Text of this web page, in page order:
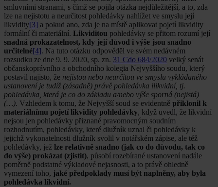
smluvními stranami, s čímž se pojila otázka nejdůležitější, a to, zda
lze na nejistotu a neurčitost pohledávky nahlížet ve smyslu její
likvidity[3] a pokud ano, zda je na místě aplikovat pojetí likvidity
formální či materiální. Likviditou pohledávky se přitom rozumí její
snadná prokazatelnost, kdy její důvod i výše jsou snadno
určitelné[4]. Na tuto otázku odpověděl ve svém nedávném
rozsudku ze dne 9. 9. 2020, sp. zn. 31 Cdo 684/2020 velký senát
občanskoprávního a obchodního kolegia Nejvyššího soudu, který
postavil najisto, že nejistou nebo neurčitou ve smyslu vykládaného
ustanovení je tudíž (zásadně) právě pohledávka ilikvidní, tj.
pohledávka, která je co do základu a/nebo výše sporná (nejistá)
(…). Vzhledem k tomu, že Nejvyšší soud se evidentně přiklonil k
materiálnímu pojetí likvidity pohledávky, když uvedl, že likvidní
nejsou jen pohledávky přiznané pravomocným soudním
rozhodnutím, pohledávky, které dlužník uznal či pohledávky k
jejichž vykonatelnosti dlužník svolil v notářském zápise, ale též
pohledávky, jež lze relativně snadno (jak co do důvodu, tak co
do výše) prokázat (zjistit), působí rozebírané ustanovení nadále
poměrně podstatné výkladové nejasnosti, a to právě ohledně
vymezení toho, jaké předpoklady musí být naplněny, aby byla
pohledávka likvidní.